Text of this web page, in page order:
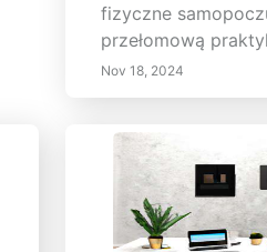
fizyczne
przełomową
uważności,
pomóc Ci
holistyczne
większą
oraz korzyści
od redukcji stresu
Nov 18, 2024